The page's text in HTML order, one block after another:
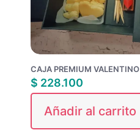
CAJA PREMIUM VALENTINO
$ 228.100
Añadir al carrito